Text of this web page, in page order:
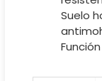
Suelo